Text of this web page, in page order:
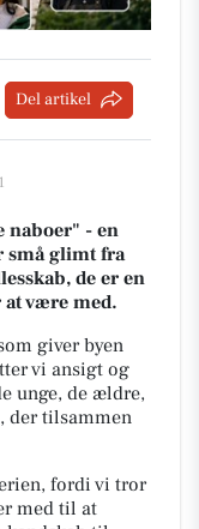
Del artikel
naboer" - en
små glimt fra
de er en
være med.
giver byen
vi ansigt og
unge, de ældre,
der tilsammen
fordi vi tror
med til at